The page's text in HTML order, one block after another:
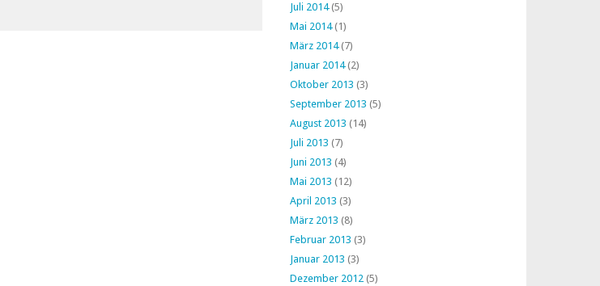
Juli 2014(5)
Mai 2014(1)
März 2014(7)
Januar 2014(2)
Oktober 2013 (3)
September 2013 (5)
August 2013 (14)
Juli 2013 (7)
Juni 2013 (4)
Mai 2013 (12)
April 2013 (3)
März 2013 (8)
Februar 2013 (3)
Januar 2013 (3)
Dezember 2012 (5)